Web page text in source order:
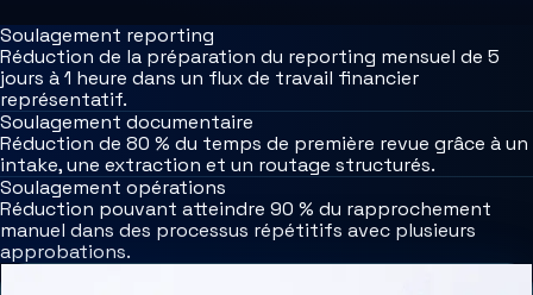
Soulagement reporting
Réduction de la préparation du reporting mensuel de 5
jours à 1 heure dans un flux de travail financier
représentatif.
Soulagement documentaire
Réduction de 80 % du temps de première revue grâce à un
intake, une extraction et un routage structurés.
Soulagement opérations
Réduction pouvant atteindre 90 % du rapprochement
manuel dans des processus répétitifs avec plusieurs
approbations.